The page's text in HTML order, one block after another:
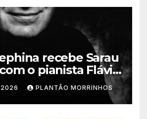
recebe Sarau
o pianista Flávio
terça-feira
PLANTÃO MORRINHOS